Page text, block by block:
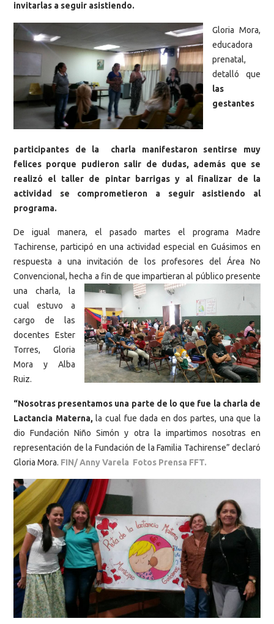
invitarlas a seguir asistiendo.
Gloria Mora,
educadora
prenatal,
detalló que
las
gestantes
participantes de la charla manifestaron sentirse muy
felices porque pudieron salir de dudas, además que se
realizó el taller de pintar barrigas y al finalizar de la
actividad se comprometieron a seguir asistiendo al
programa.
De igual manera, el pasado martes el programa Madre
Tachirense, participó en una actividad especial en Guásimos en
respuesta a una invitación de los profesores del Área No
Convencional, hecha a fin de que impartieran al público presente
una charla, la
cual estuvo a
cargo de las
docentes Ester
Torres, Gloria
Mora y Alba
Ruiz.
“Nosotras presentamos una parte de lo que fue la charla de
Lactancia Materna, la cual fue dada en dos partes, una que la
dio Fundación Niño Simón y otra la impartimos nosotras en
representación de la Fundación de la Familia Tachirense” declaró
Gloria Mora. FIN/ Anny Varela Fotos Prensa FFT.